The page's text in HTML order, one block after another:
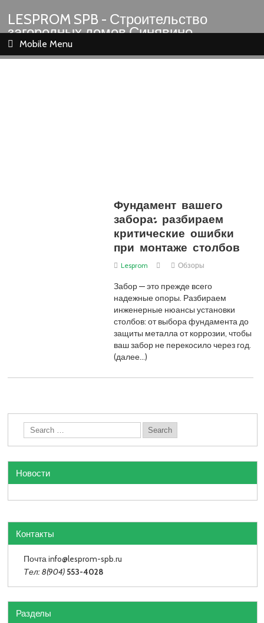
LESPROM SPB - Строительство
загородных домов Синявино
Шлиссельбург Кировск Назия
Mobile Menu
Фундамент вашего
забора: разбираем
критические ошибки
при монтаже столбов
Lesprom Обзоры
Забор — это прежде всего
надежные опоры. Разбираем
инженерные нюансы установки
столбов: от выбора фундамента до
защиты металла от коррозии, чтобы
ваш забор не перекосило через год.
(далее…)
Новости
Контакты
Почта info@lesprom-spb.ru
Тел: 8(904) 553-4028
Разделы